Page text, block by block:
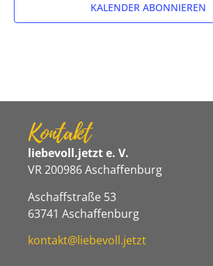
KALENDER ABONNIEREN
Kontakt
liebevoll.jetzt e. V.
VR 200986 Aschaffenburg
Aschaffstraße 53
63741 Aschaffenburg
kontakt@liebevoll.jetzt